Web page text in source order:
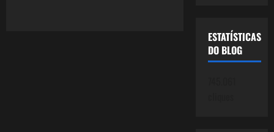
ESTATÍSTICAS
DO BLOG